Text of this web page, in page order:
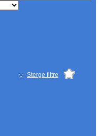
Sterge filtre